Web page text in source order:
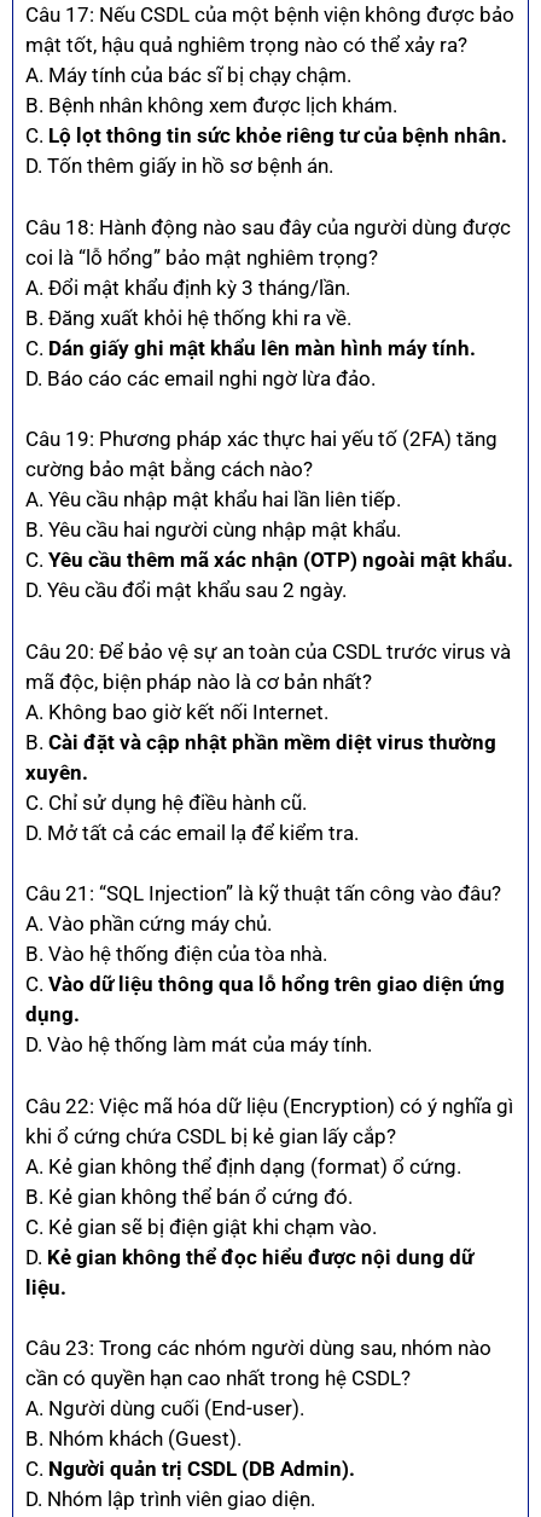
Câu 17: Nếu CSDL của một bệnh viện không được bảo
mật tốt, hậu quả nghiêm trọng nào có thể xảy ra?
A. Máy tính của bác sĩ bị chạy chậm.
B. Bệnh nhân không xem được lịch khám.
C. Lộ lọt thông tin sức khỏe riêng tư của bệnh nhân.
D. Tốn thêm giấy in hồ sơ bệnh án.
Câu 18: Hành động nào sau đây của người dùng được
coi là “lỗ hổng” bảo mật nghiêm trọng?
A. Đổi mật khẩu định kỳ 3 tháng/lần.
B. Đăng xuất khỏi hệ thống khi ra về.
C. Dán giấy ghi mật khẩu lên màn hình máy tính.
D. Báo cáo các email nghi ngờ lừa đảo.
Câu 19: Phương pháp xác thực hai yếu tố (2FA) tăng
cường bảo mật bằng cách nào?
A. Yêu cầu nhập mật khẩu hai lần liên tiếp.
B. Yêu cầu hai người cùng nhập mật khẩu.
C. Yêu cầu thêm mã xác nhận (OTP) ngoài mật khẩu.
D. Yêu cầu đổi mật khẩu sau 2 ngày.
Câu 20: Để bảo vệ sự an toàn của CSDL trước virus và
mã độc, biện pháp nào là cơ bản nhất?
A. Không bao giờ kết nối Internet.
B. Cài đặt và cập nhật phần mềm diệt virus thường
xuyên.
C. Chỉ sử dụng hệ điều hành cũ.
D. Mở tất cả các email lạ để kiểm tra.
Câu 21: “SQL Injection” là kỹ thuật tấn công vào đâu?
A. Vào phần cứng máy chủ.
B. Vào hệ thống điện của tòa nhà.
C. Vào dữ liệu thông qua lỗ hổng trên giao diện ứng
dụng.
D. Vào hệ thống làm mát của máy tính.
Câu 22: Việc mã hóa dữ liệu (Encryption) có ý nghĩa gì
khi ổ cứng chứa CSDL bị kẻ gian lấy cắp?
A. Kẻ gian không thể định dạng (format) ổ cứng.
B. Kẻ gian không thể bán ổ cứng đó.
C. Kẻ gian sẽ bị điện giật khi chạm vào.
D. Kẻ gian không thể đọc hiểu được nội dung dữ
liệu.
Câu 23: Trong các nhóm người dùng sau, nhóm nào
cần có quyền hạn cao nhất trong hệ CSDL?
A. Người dùng cuối (End-user).
B. Nhóm khách (Guest).
C. Người quản trị CSDL (DB Admin).
D. Nhóm lập trình viên giao diện.